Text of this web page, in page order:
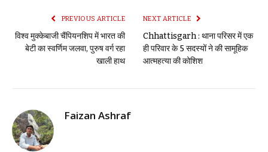
PREVIOUS ARTICLE
विश्व मुक्केबाजी चैंपियनशिप में भारत की
बेटी का स्वर्णिम जलवा, पुरुष वर्ग रहा
खाली हाथ
NEXT ARTICLE
Chhattisgarh : थाना परिसर में एक
ही परिवार के 5 सदस्यों ने की सामूहिक
आत्महत्या की कोशिश
Faizan Ashraf